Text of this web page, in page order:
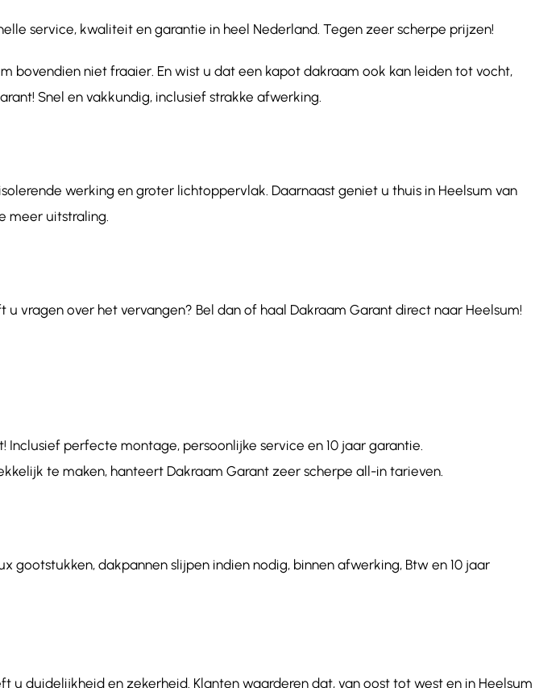
service, kwaliteit en garantie in heel Nederland. Tegen zeer scherpe prijzen!
bovendien niet fraaier. En wist u dat een kapot dakraam ook kan leiden tot vocht,
Snel en vakkundig, inclusief strakke afwerking.
werking en groter lichtoppervlak. Daarnaast geniet u thuis in Heelsum van
meer uitstraling.
vragen over het vervangen? Bel dan of haal Dakraam Garant direct naar Heelsum!
perfecte montage, persoonlijke service en 10 jaar garantie.
te maken, hanteert Dakraam Garant zeer scherpe all-in tarieven.
gootstukken, dakpannen slijpen indien nodig, binnen afwerking, Btw en 10 jaar
duidelijkheid en zekerheid. Klanten waarderen dat, van oost tot west en in Heelsum